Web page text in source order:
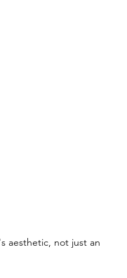
aesthetic, not just an